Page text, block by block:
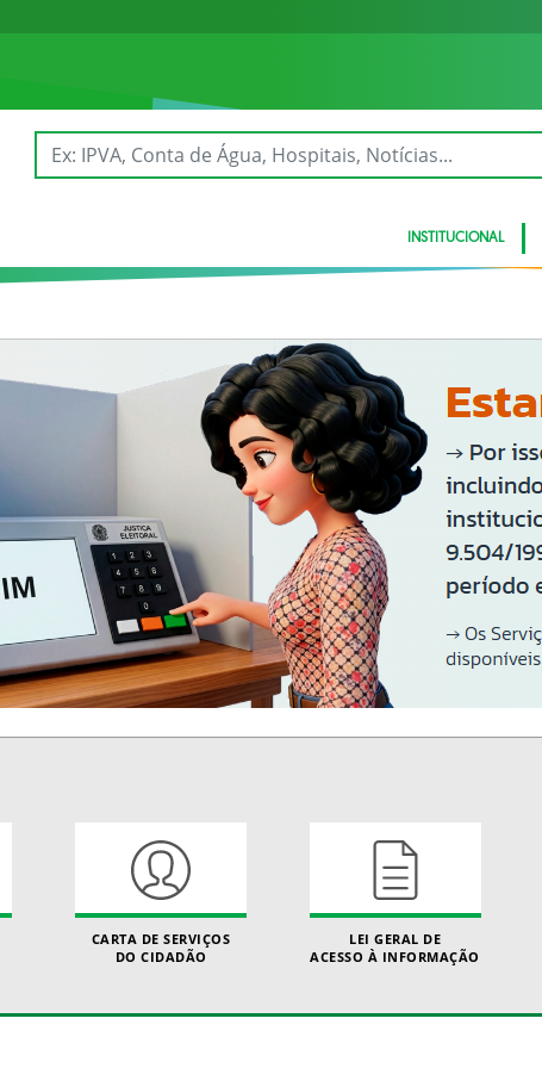
INSTITUCIONAL
CARTA DE SERVIÇOS
DO CIDADÃO
LEI GERAL DE
ACESSO À INFORMAÇÃO